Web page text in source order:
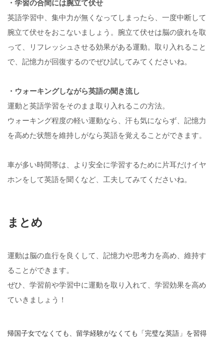
・学習の合間には腕立て伏せ
英語学習中、集中力が無くなってしまったら、一度中断して
腕立て伏せをおこないましょう。腕立て伏せは脳の疲れを取
って、リフレッシュさせる効果がある運動。取り入れること
で、記憶力が回復するのでぜひ試してみてくださいね。
・ウォーキングしながら英語の聞き流し
運動と英語学習をそのまま取り入れるこの方法。
ウォーキング程度の軽い運動なら、汗も気にならず、記憶力
を高めた状態を維持しがなら英語を覚えることができます。
車が多い時間帯は、より安全に学習するために片耳だけイヤ
ホンをして英語を聞くなど、工夫してみてくださいね。
まとめ
運動は脳の血行を良くして、記憶力や思考力を高め、維持す
ることができます。
ぜひ、学習前や学習中に運動を取り入れて、学習効果を高め
ていきましょう！
帰国子女でなくても、留学経験がなくても「完璧な英語」を習得